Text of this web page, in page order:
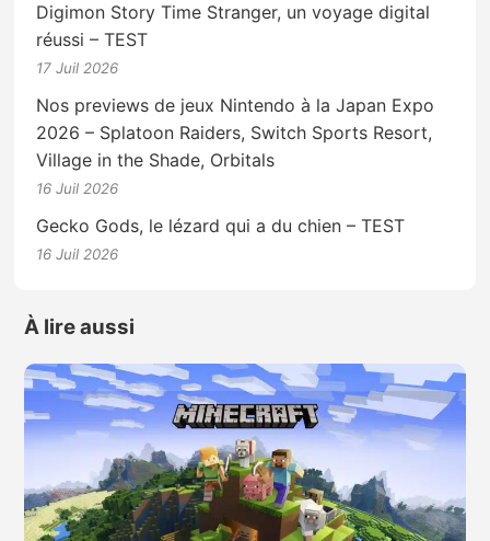
Digimon Story Time Stranger, un voyage digital
réussi – TEST
17 Juil 2026
Nos previews de jeux Nintendo à la Japan Expo
2026 – Splatoon Raiders, Switch Sports Resort,
Village in the Shade, Orbitals
16 Juil 2026
Gecko Gods, le lézard qui a du chien – TEST
16 Juil 2026
À lire aussi